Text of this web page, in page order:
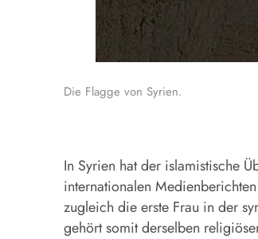
Die Flagge von Syrien.
In Syrien hat der islamistische
internationalen
zugleich die erste Frau in der
gehört somit derselben